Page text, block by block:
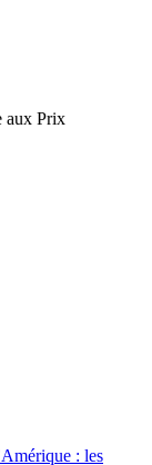
aux Prix
: les